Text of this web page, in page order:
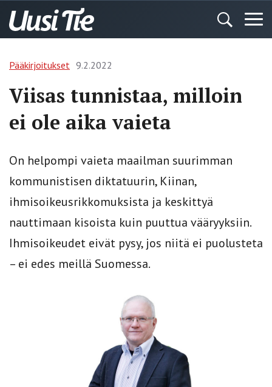
Pääkirjoitukset 9.2.2022
Viisas tunnistaa, milloin
ei ole aika vaieta
On helpompi vaieta maailman suurimman
kommunistisen diktatuurin, Kiinan,
ihmisoikeusrikkomuksista ja keskittyä
nauttimaan kisoista kuin puuttua vääryyksiin.
Ihmisoikeudet eivät pysy, jos niitä ei puolusteta
– ei edes meillä Suomessa.